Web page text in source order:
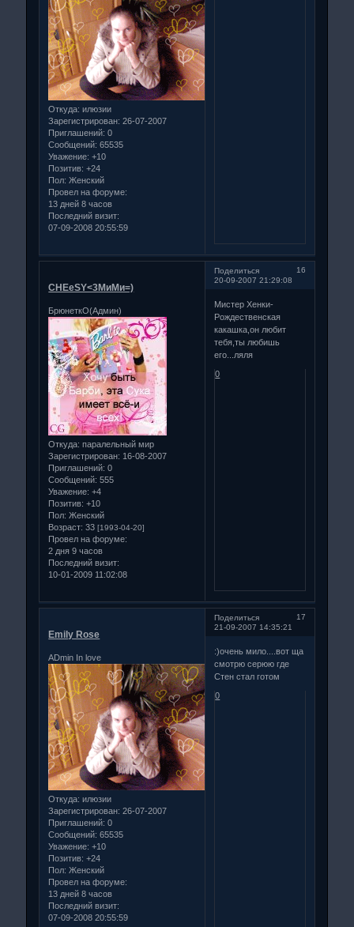
Откуда: илюзии
Зарегистрирован: 26-07-2007
Приглашений: 0
Сообщений: 65535
Уважение: +10
Позитив: +24
Пол: Женский
Провел на форуме:
13 дней 8 часов
Последний визит:
07-09-2008 20:55:59
Поделиться
16
20-09-2007 21:29:08
CHEeSY<3МиМи=)
БрюнеткО(Админ)
Откуда: паралельный мир
Зарегистрирован: 16-08-2007
Приглашений: 0
Сообщений: 555
Уважение: +4
Позитив: +10
Пол: Женский
Возраст: 33[1993-04-20]
Провел на форуме:
2 дня 9 часов
Последний визит:
10-01-2009 11:02:08
Мистер Хенки-
Рождественская
какашка,он любит
тебя,ты любишь
его...ляля
0
Поделиться
17
21-09-2007 14:35:21
Emily Rose
ADmin In love
Откуда: илюзии
Зарегистрирован: 26-07-2007
Приглашений: 0
Сообщений: 65535
Уважение: +10
Позитив: +24
Пол: Женский
Провел на форуме:
13 дней 8 часов
Последний визит:
07-09-2008 20:55:59
:)очень мило....вот ща
смотрю серюю где
Стен стал готом
0